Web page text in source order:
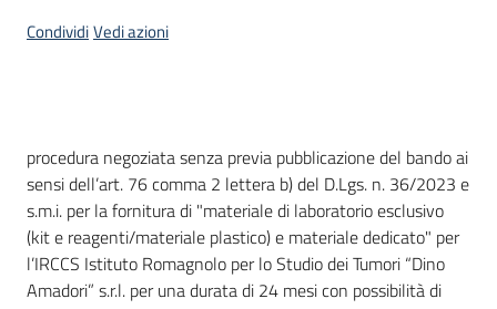
Seguici
su
CondividiVedi azioni
Dati del bando
procedura negoziata senza previa pubblicazione del bando ai
sensi dell’art. 76 comma 2 lettera b) del D.Lgs. n. 36/2023 e
s.m.i. per la fornitura di "materiale di laboratorio esclusivo
(kit e reagenti/materiale plastico) e materiale dedicato" per
l’IRCCS Istituto Romagnolo per lo Studio dei Tumori “Dino
Amadori” s.r.l. per una durata di 24 mesi con possibilità di